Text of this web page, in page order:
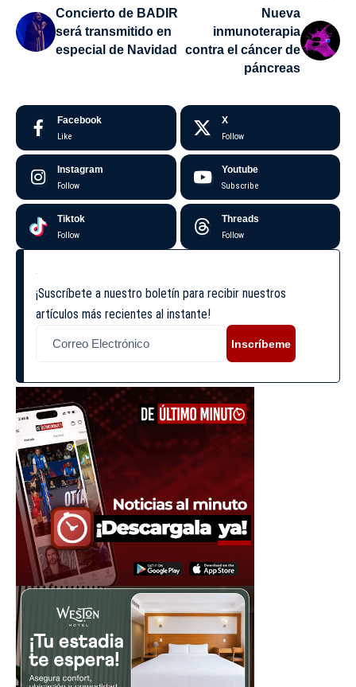
Concierto de BADIR
será transmitido en
especial de Navidad
Nueva
inmunoterapia
contra el cáncer de
páncreas
Facebook
Like
X
Follow
Instagram
Follow
Youtube
Subscribe
Tiktok
Follow
Threads
Follow
¡Suscríbete a nuestro boletín para recibir nuestros
artículos más recientes al instante!
Inscríbeme